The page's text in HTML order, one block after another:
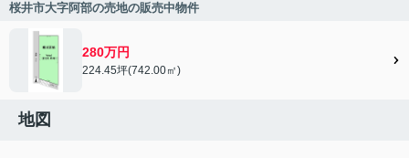
桜井市大字阿部の売地の販売中物件
280万円
224.45坪(742.00㎡)
地図